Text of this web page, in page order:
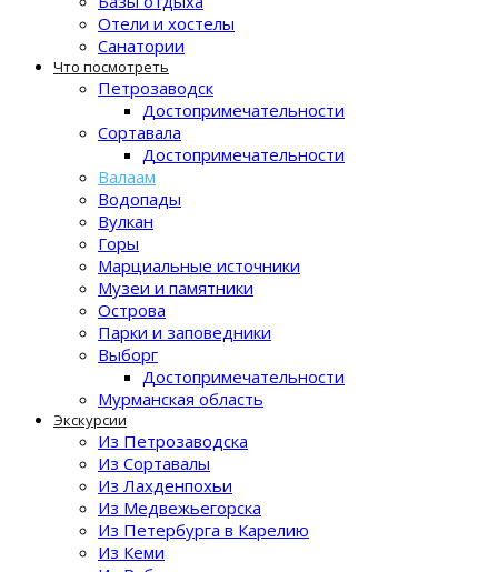
Отели и хостелы
Санатории
Что посмотреть
Петрозаводск
Достопримечательности
Сортавала
Достопримечательности
Валаам
Водопады
Вулкан
Горы
Марциальные источники
Музеи и памятники
Острова
Парки и заповедники
Выборг
Достопримечательности
Мурманская область
Экскурсии
Из Петрозаводска
Из Сортавалы
Из Лахденпохьи
Из Медвежьегорска
Из Петербурга в Карелию
Из Кеми